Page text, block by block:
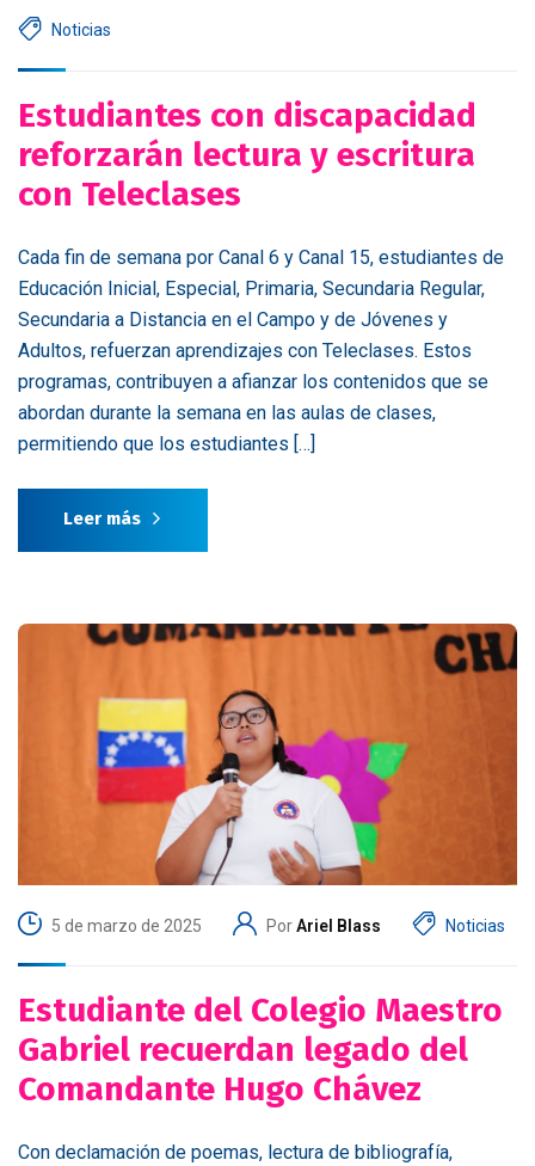
Noticias
Estudiantes con discapacidad
reforzarán lectura y escritura
con Teleclases
Cada fin de semana por Canal 6 y Canal 15, estudiantes de
Educación Inicial, Especial, Primaria, Secundaria Regular,
Secundaria a Distancia en el Campo y de Jóvenes y
Adultos, refuerzan aprendizajes con Teleclases. Estos
programas, contribuyen a afianzar los contenidos que se
abordan durante la semana en las aulas de clases,
permitiendo que los estudiantes […]
Leer más
5 de marzo de 2025 PorAriel Blass Noticias
Estudiante del Colegio Maestro
Gabriel recuerdan legado del
Comandante Hugo Chávez
Con declamación de poemas, lectura de bibliografía,